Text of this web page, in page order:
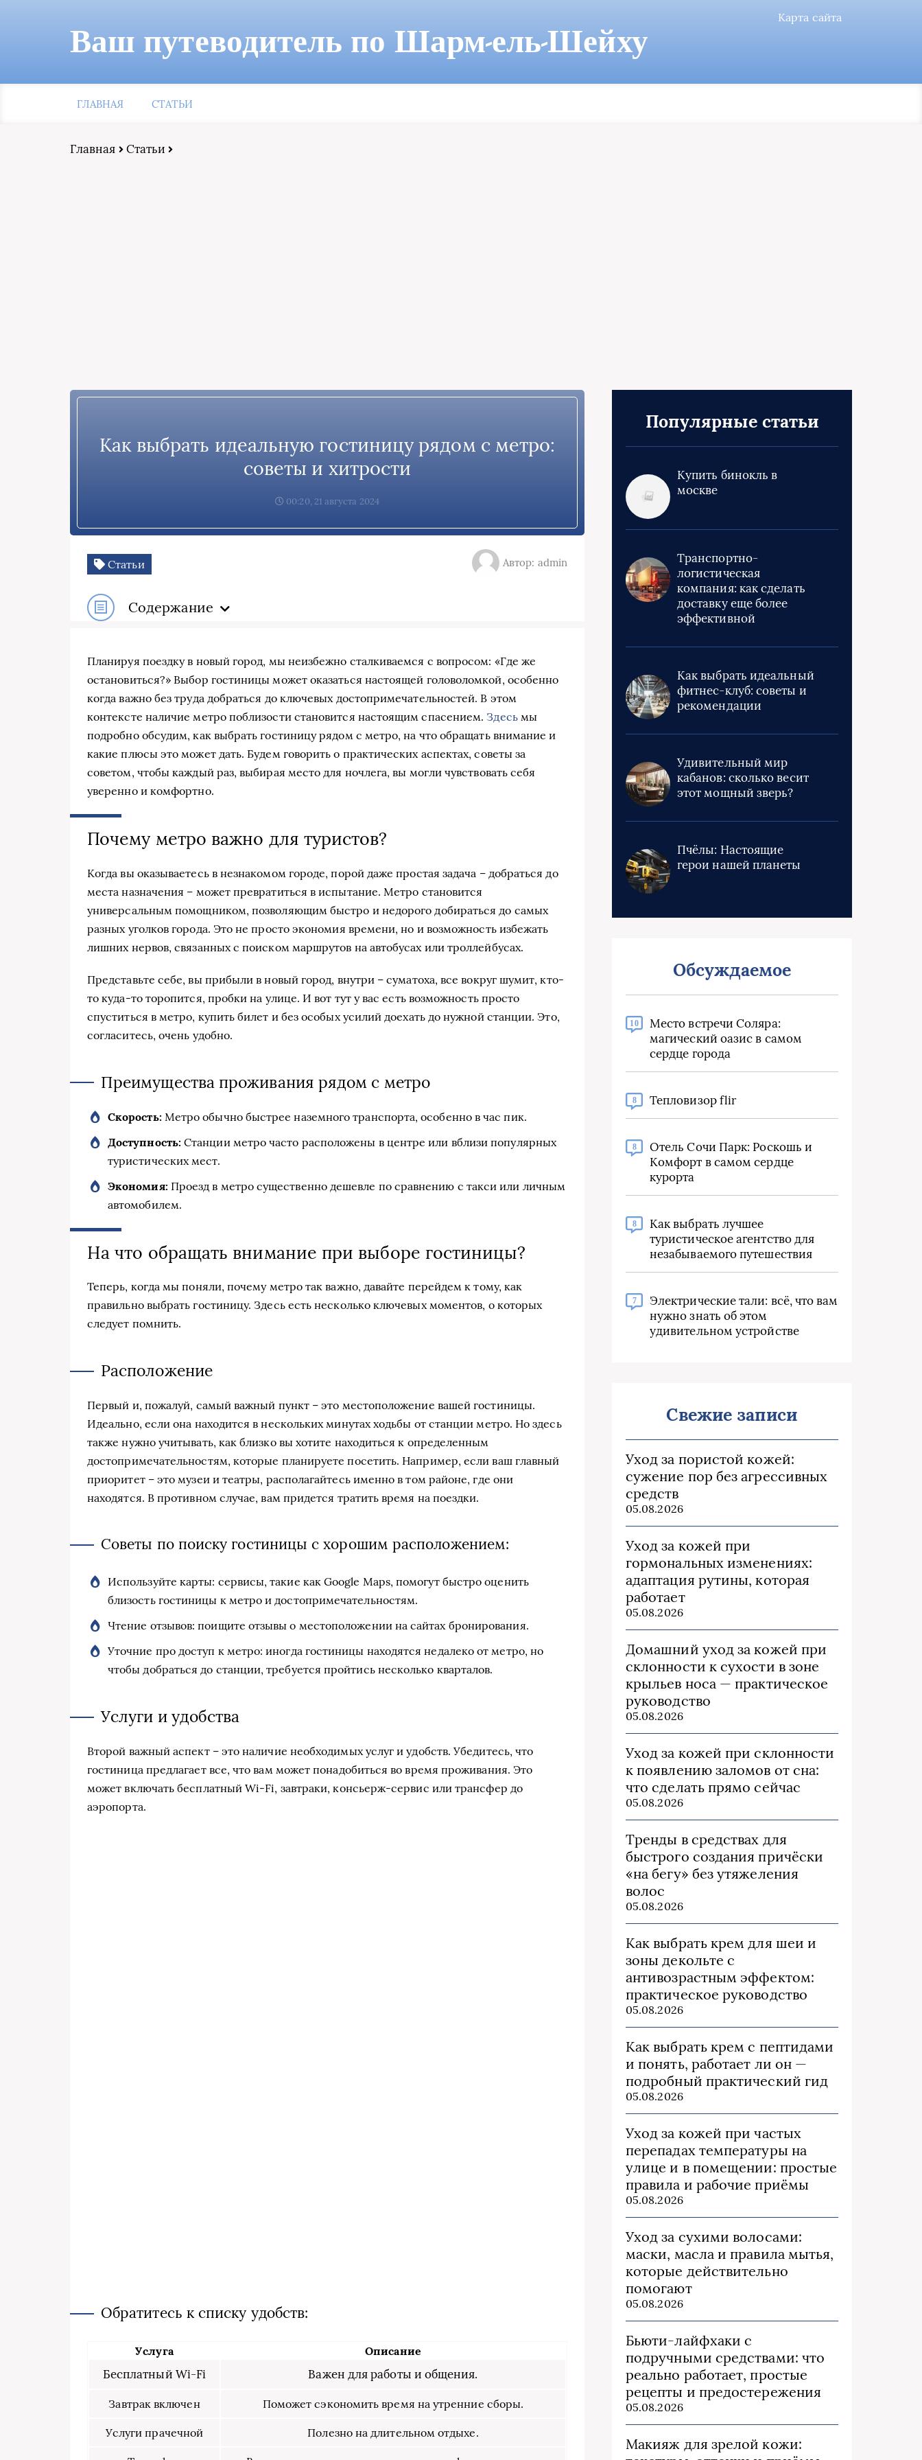
Карта сайта
Ваш путеводитель по Шарм-ель-Шейху
ГЛАВНАЯ СТАТЬИ
Главная Статьи
Как выбрать идеальную гостиницу рядом с метро:
советы и хитрости
00:20, 21 августа 2024
Статьи Автор: admin
Содержание
Планируя поездку в новый город, мы неизбежно сталкиваемся с вопросом: «Где же
остановиться?» Выбор гостиницы может оказаться настоящей головоломкой, особенно
когда важно без труда добраться до ключевых достопримечательностей. В этом
контексте наличие метро поблизости становится настоящим спасением. Здесьмы
подробно обсудим, как выбрать гостиницу рядом с метро, на что обращать внимание и
какие плюсы это может дать. Будем говорить о практических аспектах, советы за
советом, чтобы каждый раз, выбирая место для ночлега, вы могли чувствовать себя
уверенно и комфортно.
Почему метро важно для туристов?
Когда вы оказываетесь в незнакомом городе, порой даже простая задача – добраться до
места назначения – может превратиться в испытание. Метро становится
универсальным помощником, позволяющим быстро и недорого добираться до самых
разных уголков города. Это не просто экономия времени, но и возможность избежать
лишних нервов, связанных с поиском маршрутов на автобусах или троллейбусах.
Представьте себе, вы прибыли в новый город, внутри – суматоха, все вокруг шумит, кто-
то куда-то торопится, пробки на улице. И вот тут у вас есть возможность просто
спуститься в метро, купить билет и без особых усилий доехать до нужной станции. Это,
согласитесь, очень удобно.
Преимущества проживания рядом с метро
Скорость: Метро обычно быстрее наземного транспорта, особенно в час пик.
Доступность: Станции метро часто расположены в центре или вблизи популярных
туристических мест.
Экономия: Проезд в метро существенно дешевле по сравнению с такси или личным
автомобилем.
На что обращать внимание при выборе гостиницы?
Теперь, когда мы поняли, почему метро так важно, давайте перейдем к тому, как
правильно выбрать гостиницу. Здесь есть несколько ключевых моментов, о которых
следует помнить.
Расположение
Первый и, пожалуй, самый важный пункт – это местоположение вашей гостиницы.
Идеально, если она находится в нескольких минутах ходьбы от станции метро. Но здесь
также нужно учитывать, как близко вы хотите находиться к определенным
достопримечательностям, которые планируете посетить. Например, если ваш главный
приоритет – это музеи и театры, располагайтесь именно в том районе, где они
находятся. В противном случае, вам придется тратить время на поездки.
Советы по поиску гостиницы с хорошим расположением:
Используйте карты: сервисы, такие как Google Maps, помогут быстро оценить
близость гостиницы к метро и достопримечательностям.
Чтение отзывов: поищите отзывы о местоположении на сайтах бронирования.
Уточние про доступ к метро: иногда гостиницы находятся недалеко от метро, но
чтобы добраться до станции, требуется пройтись несколько кварталов.
Услуги и удобства
Второй важный аспект – это наличие необходимых услуг и удобств. Убедитесь, что
гостиница предлагает все, что вам может понадобиться во время проживания. Это
может включать бесплатный Wi-Fi, завтраки, консьерж-сервис или трансфер до
аэропорта.
Обратитесь к списку удобств:
Услуга Описание
Бесплатный Wi-Fi Важен для работы и общения.
Завтрак включен Поможет сэкономить время на утренние сборы.
Услуги прачечной Полезно на длительном отдыхе.
Популярные статьи
Купить бинокль в
москве
Транспортно-
логистическая
компания: как сделать
доставку еще более
эффективной
Как выбрать идеальный
фитнес-клуб: советы и
рекомендации
Удивительный мир
кабанов: сколько весит
этот мощный зверь?
Пчёлы: Настоящие
герои нашей планеты
Обсуждаемое
10
Место встречи Соляра:
магический оазис в самом
сердце города
8 Тепловизор flir
8
Отель Сочи Парк: Роскошь и
Комфорт в самом сердце
курорта
8
Как выбрать лучшее
туристическое агентство для
незабываемого путешествия
7
Электрические тали: всё, что вам
нужно знать об этом
удивительном устройстве
Свежие записи
Уход за пористой кожей:
сужение пор без агрессивных
средств
05.08.2026
Уход за кожей при
гормональных изменениях:
адаптация рутины, которая
работает
05.08.2026
Домашний уход за кожей при
склонности к сухости в зоне
крыльев носа — практическое
руководство
05.08.2026
Уход за кожей при склонности
к появлению заломов от сна:
что сделать прямо сейчас
05.08.2026
Тренды в средствах для
быстрого создания причёски
«на бегу» без утяжеления
волос
05.08.2026
Как выбрать крем для шеи и
зоны декольте с
антивозрастным эффектом:
практическое руководство
05.08.2026
Как выбрать крем с пептидами
и понять, работает ли он —
подробный практический гид
05.08.2026
Уход за кожей при частых
перепадах температуры на
улице и в помещении: простые
правила и рабочие приёмы
05.08.2026
Уход за сухими волосами:
маски, масла и правила мытья,
которые действительно
помогают
05.08.2026
Бьюти‑лайфхаки с
подручными средствами: что
реально работает, простые
рецепты и предостережения
05.08.2026
Макияж для зрелой кожи: